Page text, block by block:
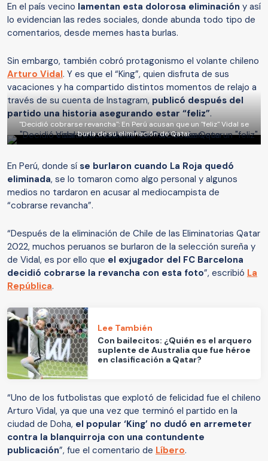
En el país vecino lamentan esta dolorosa eliminación y así
lo evidencian las redes sociales, donde abunda todo tipo de
comentarios, desde memes hasta burlas.
Sin embargo, también cobró protagonismo el volante chileno
Arturo Vidal. Y es que el “King”, quien disfruta de sus
vacaciones y ha compartido distintos momentos de relajo a
través de su cuenta de Instagram, publicó después del
partido una historia asegurando estar “feliz”.
"Decidió cobrarse revancha": En Perú acusan que un "feliz" Vidal se
burla de su eliminación de Qatar
En Perú, donde sí se burlaron cuando La Roja quedó
eliminada, se lo tomaron como algo personal y algunos
medios no tardaron en acusar al mediocampista de
“cobrarse revancha”.
“Después de la eliminación de Chile de las Eliminatorias Qatar
2022, muchos peruanos se burlaron de la selección sureña y
de Vidal, es por ello que el exjugador del FC Barcelona
decidió cobrarse la revancha con esta foto”, escribió La
República.
Lee También
Con bailecitos: ¿Quién es el arquero
suplente de Australia que fue héroe
en clasificación a Qatar?
“Uno de los futbolistas que explotó de felicidad fue el chileno
Arturo Vidal, ya que una vez que terminó el partido en la
ciudad de Doha, el popular ‘King’ no dudó en arremeter
contra la blanquirroja con una contundente
publicación”, fue el comentario de Líbero.